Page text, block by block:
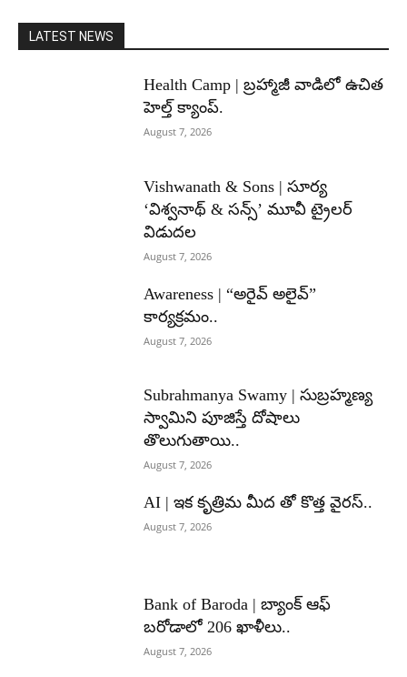
LATEST NEWS
Health Camp | బ్రహ్మాజీ వాడిలో ఉచిత
హెల్త్ క్యాంప్.
August 7, 2026
Vishwanath & Sons | సూర్య
‘విశ్వనాథ్ & సన్స్’ మూవీ ట్రైలర్
విడుదల
August 7, 2026
Awareness | “అరైవ్ అలైవ్”
కార్యక్రమం..
August 7, 2026
Subrahmanya Swamy | సుబ్రహ్మణ్య
స్వామిని పూజిస్తే దోషాలు
తొలుగుతాయి..
August 7, 2026
AI | ఇక కృత్రిమ మీద తో కొత్త వైరస్..
August 7, 2026
Bank of Baroda | బ్యాంక్‌ ఆఫ్‌
బరోడాలో 206 ఖాళీలు..
August 7, 2026